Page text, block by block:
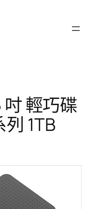
吋 輕巧碟
1TB